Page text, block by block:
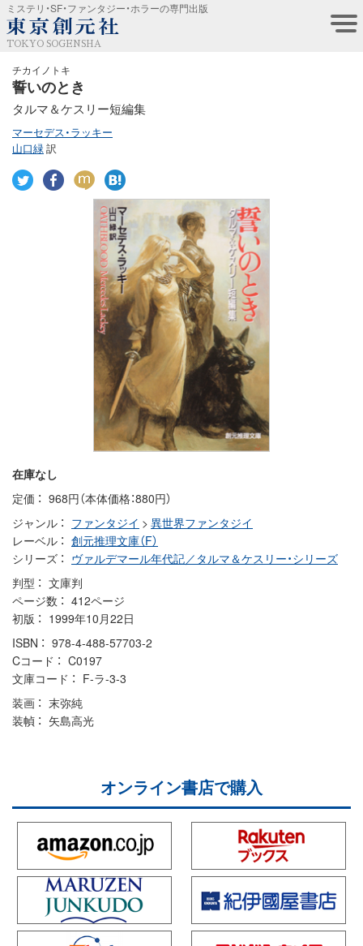
ミステリ・SF・ファンタジー・ホラーの専門出版
TOKYO SOGENSHA
チカイノトキ
誓いのとき
タルマ＆ケスリー短編集
マーセデス・ラッキー
山口緑訳
在庫なし
定価
968円（本体価格：880円）
ジャンル
ファンタジイ > 異世界ファンタジイ
レーベル
創元推理文庫（F）
シリーズ
ヴァルデマール年代記／タルマ＆ケスリー・シリーズ
判型
文庫判
ページ数
412ページ
初版
1999年10月22日
ISBN
978-4-488-57703-2
Cコード
C0197
文庫コード
F-ラ-3-3
装画
末弥純
装幀
矢島高光
オンライン書店で購入